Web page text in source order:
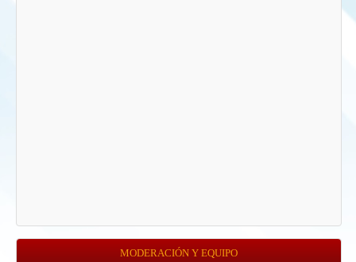
MODERACIÓN Y EQUIPO